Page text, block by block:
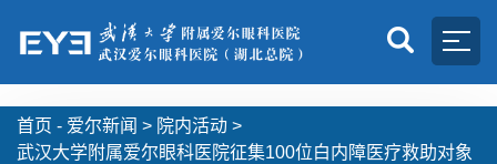
首页 - 爱尔新闻 > 院内活动 >
武汉大学附属爱尔眼科医院征集100位白内障医疗救助对象